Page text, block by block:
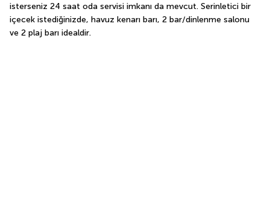
isterseniz 24 saat oda servisi imkanı da mevcut. Serinletici bir
içecek istediğinizde, havuz kenarı barı, 2 bar/dinlenme salonu
ve 2 plaj barı idealdir.